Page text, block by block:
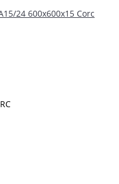
24 600x600x15 Corc